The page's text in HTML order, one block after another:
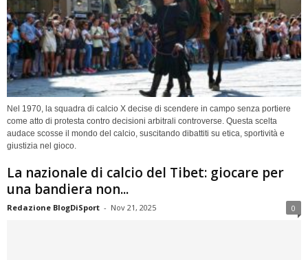
Nel 1970, la squadra di calcio X decise di scendere in campo senza portiere
come atto di protesta contro decisioni arbitrali controverse. Questa scelta
audace scosse il mondo del calcio, suscitando dibattiti su etica, sportività e
giustizia nel gioco.
La nazionale di calcio del Tibet: giocare per
una bandiera non...
Redazione BlogDiSport - Nov 21, 2025 0